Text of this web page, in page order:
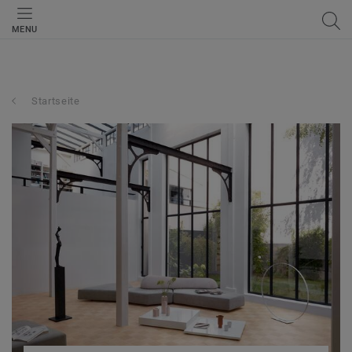
MENU
Startseite